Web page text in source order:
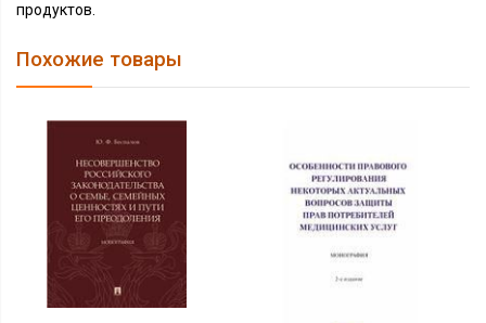
продуктов.
Похожие товары